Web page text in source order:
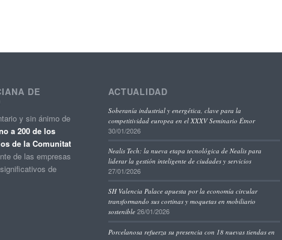
DE
y sin ánimo de
a 200 de los
de la Comunitat
de las empresas
de
ACTUALIDAD
Soberanía industrial y energética, clave para la
competitividad europea en el XXXV Seminario Étnor
30/01/2026
Nealis Tech: la nueva etapa tecnológica de Nealis para
liderar la gestión inteligente de ciudades y servicios
27/01/2026
SH Valencia Palace apuesta por la economía circular
transformando sus cortinas y moquetas en mobiliario
sostenible 26/01/2026
Porcelanosa refuerza su presencia con 18 nuevas tiendas en